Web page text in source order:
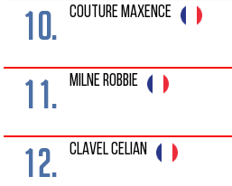
10. COUTURE MAXENCE
11. MILNE ROBBIE
12. CLAVEL CELIAN